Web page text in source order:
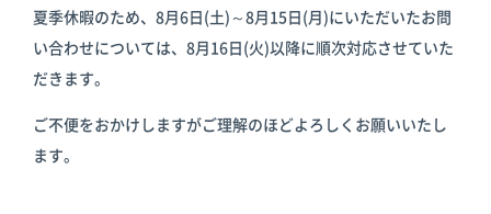
プラットフ
ビス
Manager
Vieurekaカ
パートナー
パートナー商
パートナー
病院
工場
AIカメラ活
夏季休暇のため、8月6日(土)～8月15日(月)にいただいたお問
い合わせについては、8月16日(火)以降に順次対応させていた
だきます。
ご不便をおかけしますがご理解のほどよろしくお願いいたし
ます。